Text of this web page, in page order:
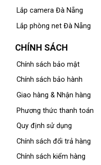
Lắp camera Đà Nẵng
Lắp phòng net Đà Nẵng
CHÍNH SÁCH
Chính sách bảo mật
Chính sách bảo hành
Giao hàng & Nhận hàng
Phương thức thanh toán
Quy định sử dụng
Chính sách đổi trả hàng
Chính sách kiểm hàng